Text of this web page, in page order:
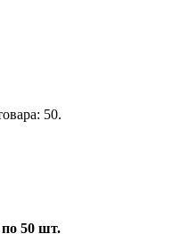
50.
50 шт.